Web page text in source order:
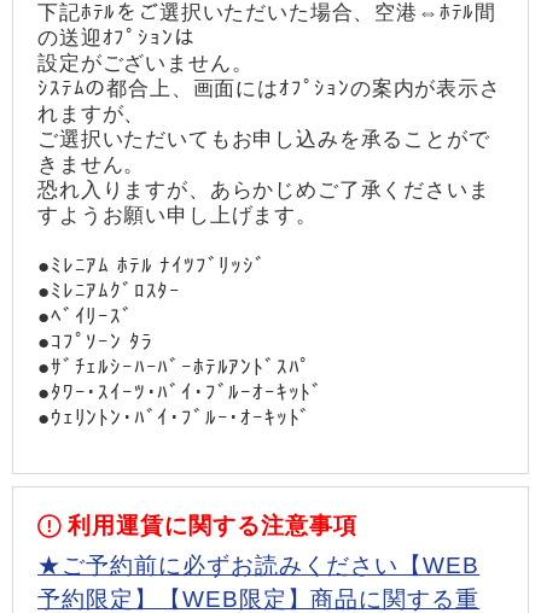
下記ﾎﾃﾙをご選択いただいた場合、空港⇔ﾎﾃﾙ間
の送迎ｵﾌﾟｼｮﾝは
設定がございません。
ｼｽﾃﾑの都合上、画面にはｵﾌﾟｼｮﾝの案内が表示さ
れますが、
ご選択いただいてもお申し込みを承ることがで
きません。
恐れ入りますが、あらかじめご了承くださいま
すようお願い申し上げます。
●ﾐﾚﾆｱﾑ ﾎﾃﾙ ﾅｲﾂﾌﾞﾘｯｼﾞ
●ﾐﾚﾆｱﾑｸﾞﾛｽﾀｰ
●ﾍﾞｲﾘｰｽﾞ
●ｺﾌﾟｿｰﾝ ﾀﾗ
●ｻﾞﾁｪﾙｼｰﾊｰﾊﾞｰﾎﾃﾙｱﾝﾄﾞｽﾊﾟ
●ﾀﾜｰ･ｽｲｰﾂ･ﾊﾞｲ･ﾌﾞﾙｰｵｰｷｯﾄﾞ
●ｳｪﾘﾝﾄﾝ･ﾊﾞｲ･ﾌﾞﾙｰ･ｵｰｷｯﾄﾞ
利用運賃に関する注意事項
★ご予約前に必ずお読みください【WEB
予約限定】【WEB限定】商品に関する重